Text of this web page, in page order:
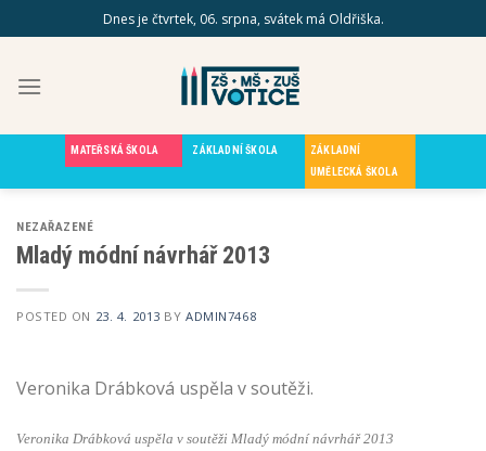
to
Dnes je čtvrtek, 06. srpna, svátek má Oldřiška.
MATEŘSKÁ ŠKOLA ZÁKLADNÍ ŠKOLA
ZÁKLADNÍ
UMĚLECKÁ ŠKOLA
NEZAŘAZENÉ
Mladý módní návrhář 2013
POSTED ON 23. 4. 2013 BYADMIN7468
Veronika Drábková uspěla v soutěži.
Veronika Drábková uspěla v soutěži Mladý módní návrhář 2013